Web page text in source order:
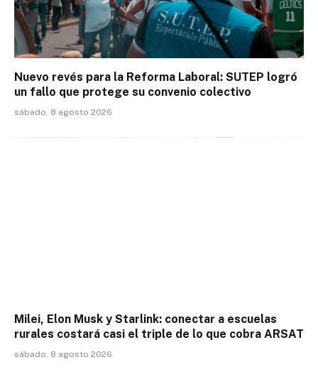
Nuevo revés para la Reforma Laboral: SUTEP logró
un fallo que protege su convenio colectivo
sábado, 8 agosto 2026
Milei, Elon Musk y Starlink: conectar a escuelas
rurales costará casi el triple de lo que cobra ARSAT
sábado, 8 agosto 2026